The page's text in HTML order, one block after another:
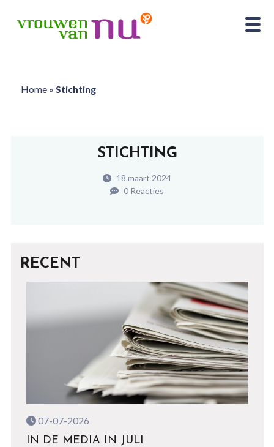
Home» Stichting
STICHTING
18 maart 2024
0 Reacties
RECENT
07-07-2026
IN DE MEDIA IN JULI